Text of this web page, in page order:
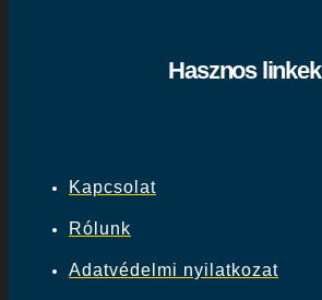
Hasznos linkek
Kapcsolat
Rólunk
Adatvédelmi nyilatkozat